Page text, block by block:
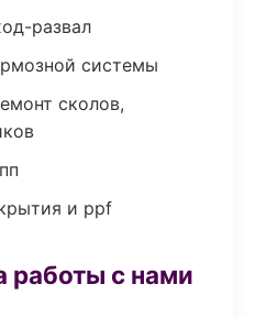
развал
системы
сколов,
и ppf
с нами